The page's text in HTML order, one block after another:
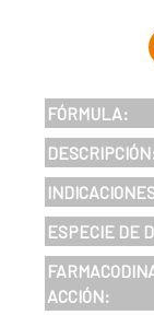
FÓRMULA:
ESPECIE DE
ACCIÓN: